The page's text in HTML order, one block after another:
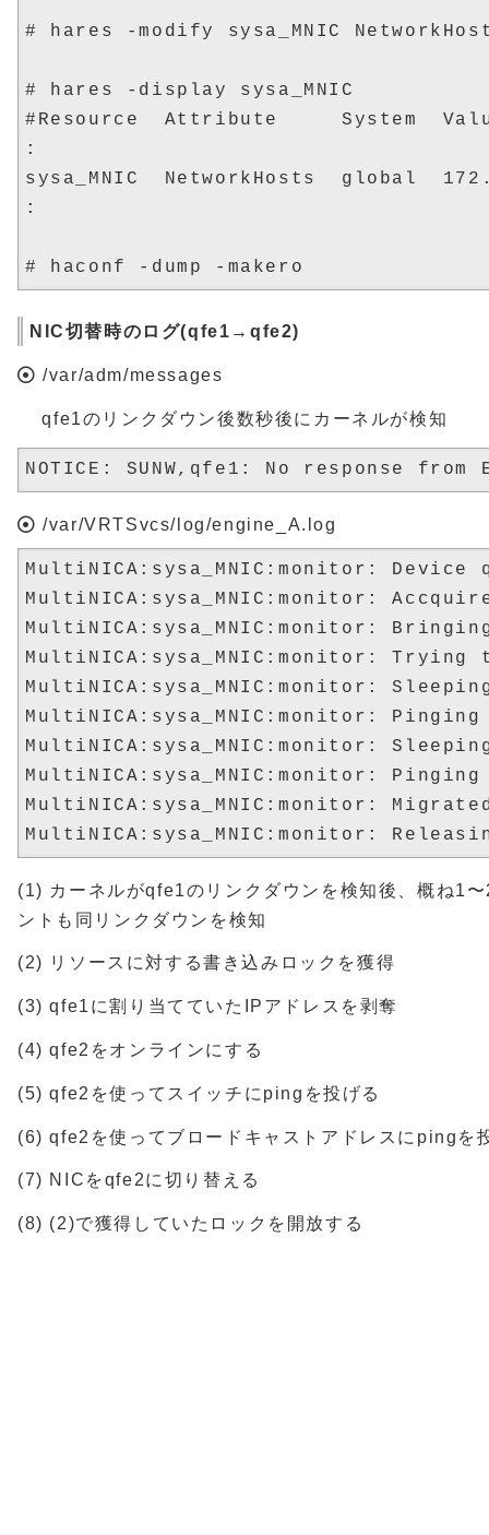
# hares -modify sysa_MNIC
# hares -display sysa_MNIC
#Resource  Attribute     System
:
sysa_MNIC  NetworkHosts  global
:
NIC切替時のログ(qfe1→qfe2)
/var/adm/messages
qfe1のリンクダウン後数秒後にカーネルが検知
/var/VRTSvcs/log/engine_A.log
MultiNICA:sysa_MNIC:monitor: Device
MultiNICA:sysa_MNIC:monitor:
MultiNICA:sysa_MNIC:monitor:
MultiNICA:sysa_MNIC:monitor:
MultiNICA:sysa_MNIC:monitor:
MultiNICA:sysa_MNIC:monitor:
MultiNICA:sysa_MNIC:monitor:
MultiNICA:sysa_MNIC:monitor:
MultiNICA:sysa_MNIC:monitor:
(1) カーネルがqfe1のリンクダウンを検知後、概ね1
ントも同リンクダウンを検知
(2) リソースに対する書き込みロックを獲得
(3) qfe1に割り当てていたIPアドレスを剥奪
(4) qfe2をオンラインにする
(5) qfe2を使ってスイッチにpingを投げる
(6) qfe2を使ってブロードキャストアドレスにpingを
(7) NICをqfe2に切り替える
(8) (2)で獲得していたロックを開放する